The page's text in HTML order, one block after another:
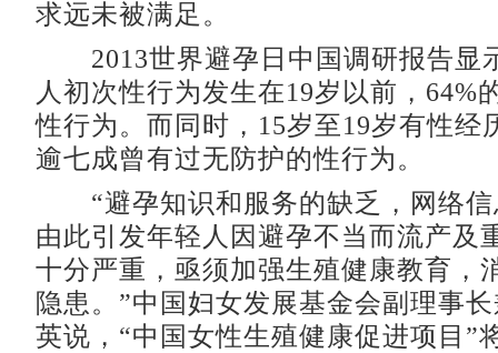
求远未被满足。
2013世界避孕日中国调研报告显
人初次性行为发生在19岁以前，64%
性行为。而同时，15岁至19岁有性经
逾七成曾有过无防护的性行为。
“避孕知识和服务的缺乏，网络信
由此引发年轻人因避孕不当而流产及
十分严重，亟须加强生殖健康教育，
隐患。”中国妇女发展基金会副理事
英说，“中国女性生殖健康促进项目”